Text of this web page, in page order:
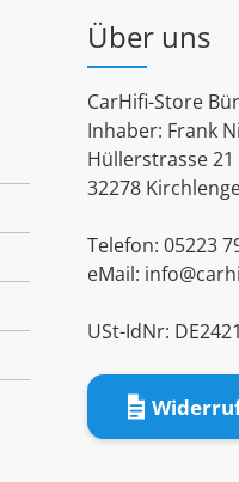
Über uns
CarHifi-Store
Inhaber: Frank
Hüllerstrasse 21
32278
Telefon: 05223
eMail:
USt-IdNr: